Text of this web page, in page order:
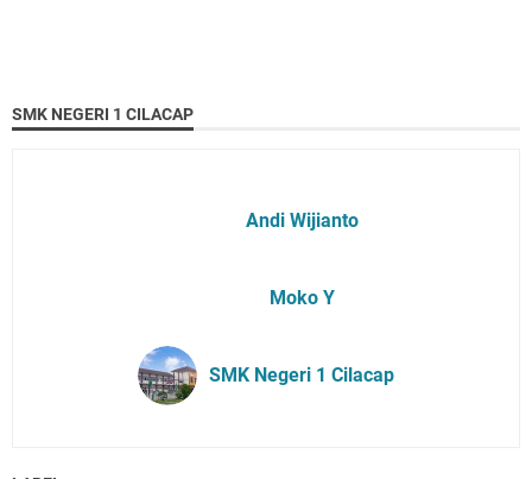
SMK NEGERI 1 CILACAP
Andi Wijianto
Moko Y
SMK Negeri 1 Cilacap